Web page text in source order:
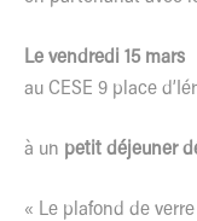
Le vendredi 15 mars
au CESE 9 place
à un petit déjeuner
« Le plafond de